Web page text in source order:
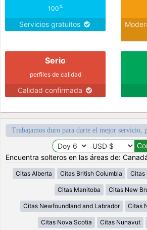
100%
Servicios gratuitos
Serio
perfiles de calidad
Calidad confirmada
Trabajamos duro para darte el mejor servicio,
Encuentra solteros en las áreas de:
Citas Alberta Citas British Columbia Citas
Citas Manitoba Citas New
Citas Newfoundland and Labrador Citas
Citas Nova Scotia Citas Nunavut